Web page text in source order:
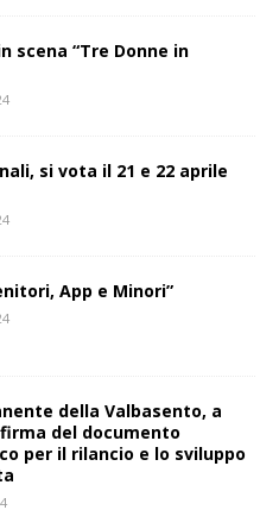
scena “Tre Donne in
si vota il 21 e 22 aprile
App e Minori”
della Valbasento, a
del documento
per il rilancio e lo sviluppo